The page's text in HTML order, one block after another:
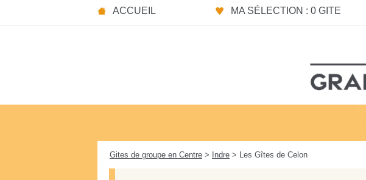
ACCUEIL MA SÉLECTION : 0 GITE
Gites de groupe en Centre > Indre > Les Gîtes de Celon
Panneau de gestion des cookies